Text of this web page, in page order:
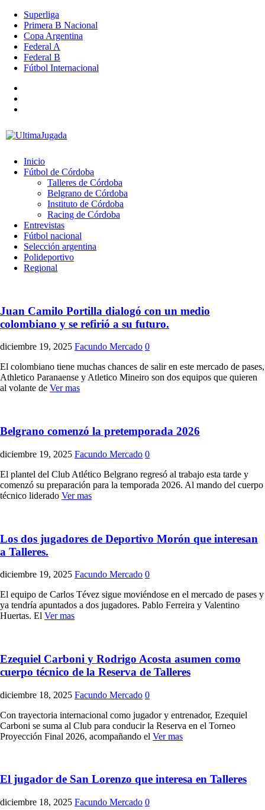
Superliga
Primera B Nacional
Copa Argentina
Federal A
Federal B
Fútbol Internacional
Inicio
Fútbol de Córdoba
Talleres de Córdoba
Belgrano de Córdoba
Instituto de Córdoba
Racing de Córdoba
Entrevistas
Fútbol nacional
Selección argentina
Polideportivo
Regional
Juan Camilo Portilla dialogó con un medio
colombiano y se refirió a su futuro.
diciembre 19, 2025 Facundo Mercado 0
El colombiano tiene muchas chances de salir en este mercado de pases,
Athletico Paranaense y Atletico Mineiro son dos equipos que quieren
al volante de Ver mas
Belgrano comenzó la pretemporada 2026
diciembre 19, 2025 Facundo Mercado 0
El plantel del Club Atlético Belgrano regresó al trabajo esta tarde y
comenzó su preparación para la temporada 2026. Al mando del cuerpo
técnico liderado Ver mas
Los dos jugadores de Deportivo Morón que interesan
a Talleres.
diciembre 19, 2025 Facundo Mercado 0
El equipo de Carlos Tévez sigue moviéndose en el mercado de pases y
ya tendría apuntados a dos jugadores. Pablo Ferreira y Valentino
Huertas. El Ver mas
Ezequiel Carboni y Rodrigo Acosta asumen como
cuerpo técnico de la Reserva de Talleres
diciembre 18, 2025 Facundo Mercado 0
Con trayectoria internacional como jugador y entrenador, Ezequiel
Carboni se suma al Club para conducir la Reserva en el Torneo
Proyección Final 2026, acompañando el Ver mas
El jugador de San Lorenzo que interesa en Talleres
diciembre 18, 2025 Facundo Mercado 0